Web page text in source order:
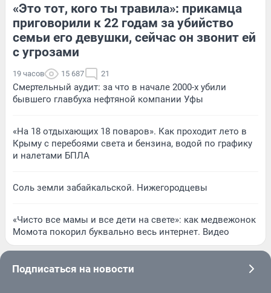
«Это тот, кого ты травила»: прикамца
приговорили к 22 годам за убийство
семьи его девушки, сейчас он звонит ей
с угрозами
19 часов 15 687 21
Смертельный аудит: за что в начале 2000-х убили
бывшего главбуха нефтяной компании Уфы
«На 18 отдыхающих 18 поваров». Как проходит лето в
Крыму с перебоями света и бензина, водой по графику
и налетами БПЛА
Соль земли забайкальской. Нижегородцевы
«Чисто все мамы и все дети на свете»: как медвежонок
Момота покорил буквально весь интернет. Видео
Подписаться на новости